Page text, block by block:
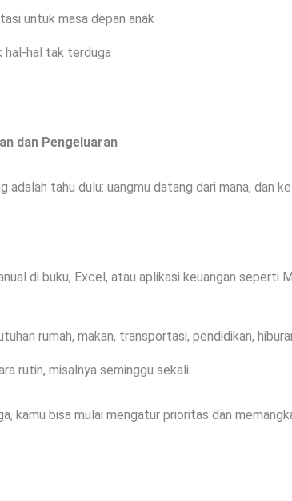
untuk masa depan anak
hal-hal tak terduga
dan Pengeluaran
adalah tahu dulu: uangmu datang dari mana, dan
di buku, Excel, atau aplikasi keuangan seperti
rumah, makan, transportasi, pendidikan,
rutin, misalnya seminggu sekali
kamu bisa mulai mengatur prioritas dan